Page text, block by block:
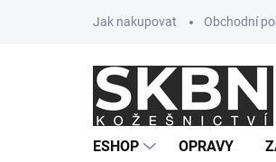
Jak nakupovat Obchodní
ESHOP OPRAVY